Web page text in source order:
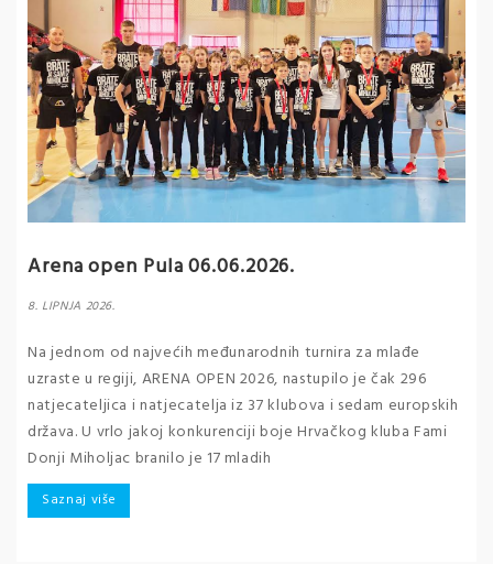
Arena open Pula 06.06.2026.
8. LIPNJA 2026.
Na jednom od najvećih međunarodnih turnira za mlađe
uzraste u regiji, ARENA OPEN 2026, nastupilo je čak 296
natjecateljica i natjecatelja iz 37 klubova i sedam europskih
država. U vrlo jakoj konkurenciji boje Hrvačkog kluba Fami
Donji Miholjac branilo je 17 mladih
Saznaj više